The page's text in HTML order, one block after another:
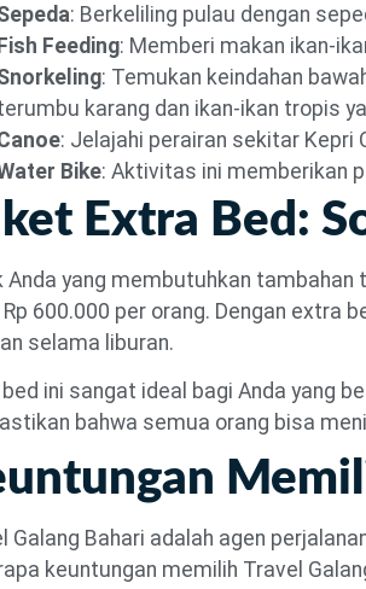
: Berkeliling pulau dengan
Feeding: Memberi makan ikan-
: Temukan keindahan
karang dan ikan-ikan tropis
: Jelajahi perairan sekitar Kepri
Bike: Aktivitas ini memberikan
Extra Bed:
Anda yang membutuhkan
Rp 600.000 per orang. Dengan
selama liburan.
bed ini sangat ideal bagi Anda yang
bahwa semua orang bisa
Galang Bahari adalah agen
keuntungan memilih Travel